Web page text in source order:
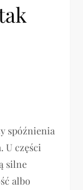
spóźnienia
U części
silne
albo